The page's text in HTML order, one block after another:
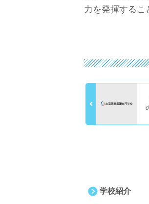
力を発揮するこ
学校紹介